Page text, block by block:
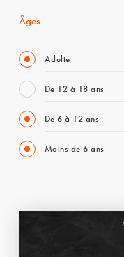
Âges
Adulte
De 12 à 18 ans
De 6 à 12 ans
Moins de 6 ans